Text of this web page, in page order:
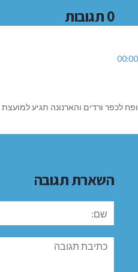
0 תגובות
לכפר ורדים והארנונה תגיע
השארת תגובה
תגובה